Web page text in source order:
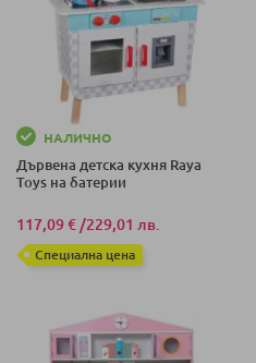
НАЛИЧНО
Дървена детска кухня Raya
Toys на батерии
117,09 € /229,01 лв.
Специална цена